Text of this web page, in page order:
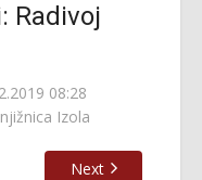
Radivoj
08:28
Izola
Next